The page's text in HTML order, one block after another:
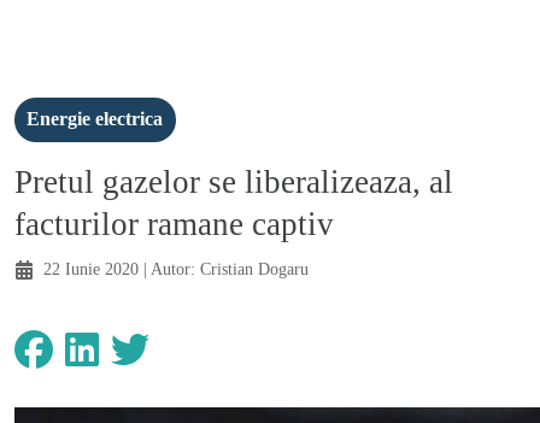
Energie electrica
Pretul gazelor se liberalizeaza, al
facturilor ramane captiv
22 Iunie 2020 | Autor: Cristian Dogaru